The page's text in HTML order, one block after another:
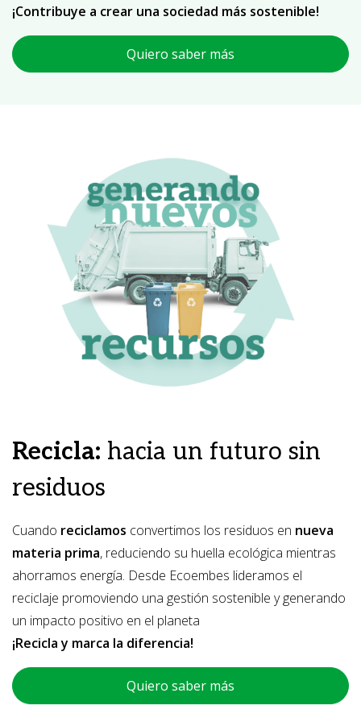
¡Contribuye a crear una sociedad más sostenible!
Quiero saber más
Recicla: hacia un futuro sin
residuos
Cuando reciclamos convertimos los residuos en nueva
materia prima, reduciendo su huella ecológica mientras
ahorramos energía. Desde Ecoembes lideramos el
reciclaje promoviendo una gestión sostenible y generando
un impacto positivo en el planeta
¡Recicla y marca la diferencia!
Quiero saber más